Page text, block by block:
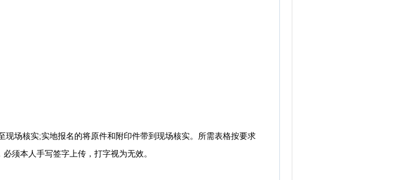
场核实;实地报名的将原件和附印件带到现场核实。所需表格按要求
须本人手写签字上传，打字视为无效。